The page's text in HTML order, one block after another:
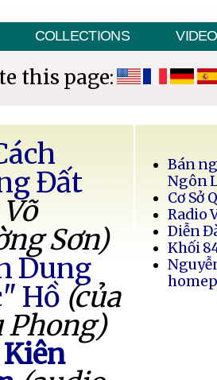
COLLECTIONS VIDEO
this page:
Đất
Sơn)
Dung
Hồ (của
Phong)
Bán
Ngôn
Cơ Sở
Radio
Diễn
Khối